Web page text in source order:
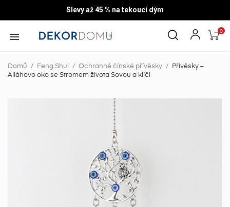
Slevy až 45 % na tekoucí dým
 0
Domů Feng Shui Ochranné čínské přívěsky
Přívěsky –
Alláhovo oko se Stromem života Sovou a klíči